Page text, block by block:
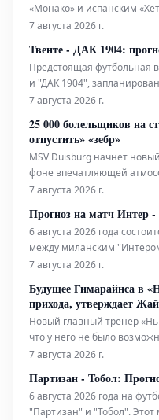
«Монако» и испанским
противостоянием.
стремясь
наиграть новые тактичес
7 августа 2026 г.
Твенте - ДАК 1904:
Предстоящая футбольная
и "ДАК 1904",
обещает быть интересным
сделать информированные
Г
7 августа 2026 г.
25 000 болельщиков на
отпустить» «зебр»
MSV Duisburg начнет
фоне впечатляющей
Тренер Дитмар Хирш уже
7 августа 2026 г.
Прогноз на матч Интер -
6 августа 2026 года
между миланским
"Вадуц". Этот матч,
является одним из
принимает у
7 августа 2026 г.
Будущее Гимарайнса в
прихода, утверждает
Новый главный тренер
что у него не было
Гимарайнса. По словам
вступления в должность
тре
7 августа 2026 г.
Партизан - Тобол:
6 августа 2026 года на
"Партизан" и "Тобол".